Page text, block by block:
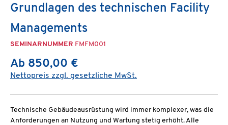
Grundlagen des technischen Facility
Managements
SEMINARNUMMER FMFM001
Ab 850,00 €
Nettopreis zzgl. gesetzliche MwSt.
Technische Gebäudeausrüstung wird immer komplexer, was die
Anforderungen an Nutzung und Wartung stetig erhöht. Alle